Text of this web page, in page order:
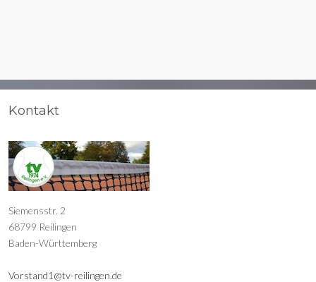
Kontakt
Siemensstr. 2
68799 Reilingen
Baden-Württemberg
Vorstand1@tv-reilingen.de